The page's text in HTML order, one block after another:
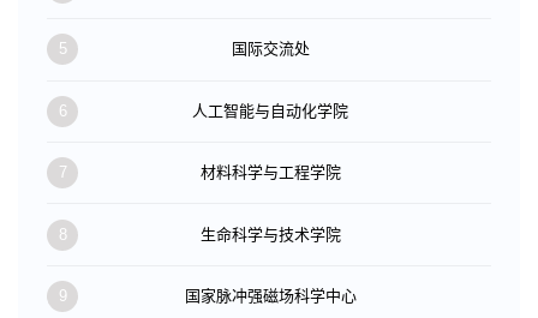
5 国际交流处
6 人工智能与自动化学院
7 材料科学与工程学院
8 生命科学与技术学院
9 国家脉冲强磁场科学中心